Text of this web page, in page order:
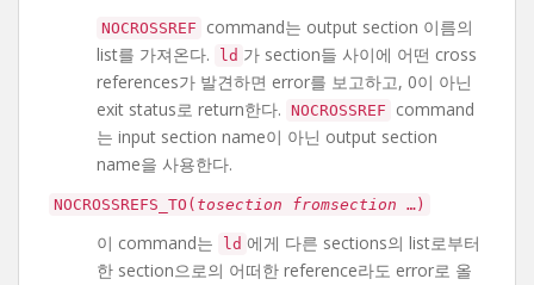
NOCROSSREF
command는 output section 이름의
list를 가져온다.
ld 가 section들 사이에 어떤 cross
references가 발견하면 error를 보고하고, 0이 아닌
exit status로 return한다. NOCROSSREF
command
는 input section name이 아닌 output section
name을 사용한다.
NOCROSSREFS_TO( tosection fromsection …)
이 command는 ld 에게 다른 sections의 list로부터
한 section으로의 어떠한 reference라도 error로 올